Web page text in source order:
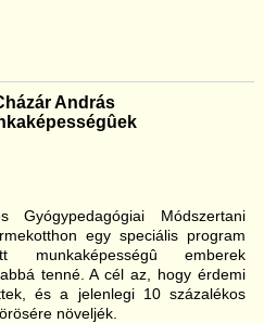
András
Gyógypedagógiai Módszertani
egy speciális program
munkaképességû emberek
tenné. A cél az, hogy érdemi
és a jelenlegi 10 százalékos
növeljék.